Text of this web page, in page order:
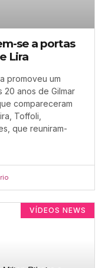
se a portas
Lira
promoveu um
20 anos de Gilmar
compareceram
Toffoli,
que reuniram-
VÍDEOS NEWS